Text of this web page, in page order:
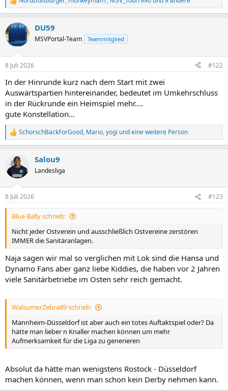
R
e
k
t
i
e
:
DU59
MSVPortal-Team Teammitglied
8 Juli 2026 #122
In der Hinrunde kurz nach dem Start mit zwei
Auswärtspartien hintereinander, bedeutet im Umkehrschluss
in der Rückrunde ein Heimspiel mehr....
gute Konstellation...
R
e
k
t
i
n
e
n
SchorschBackForGood, Mario,yogi und eine weitere Person
Salou9
Landesliga
8 Juli 2026 #123
Blue Bally schrieb:
Nicht jeder Ostverein und ausschließlich Ostvereine zerstören
IMMER die Sanitäranlagen.
Naja sagen wir mal so verglichen mit Lok sind die Hansa und
Dynamo Fans aber ganz liebe Kiddies, die haben vor 2 Jahren
viele Sanitärbetriebe im Osten sehr reich gemacht.
WalsumerZebra89 schrieb:
Mannheim-Düsseldorf ist aber auch ein totes Auftaktspiel oder? Da
hätte man lieber n Knaller machen können um mehr
Aufmerksamkeit für die Liga zu generieren
Absolut da hätte man wenigstens Rostock - Düsseldorf
machen können, wenn man schon kein Derby nehmen kann.